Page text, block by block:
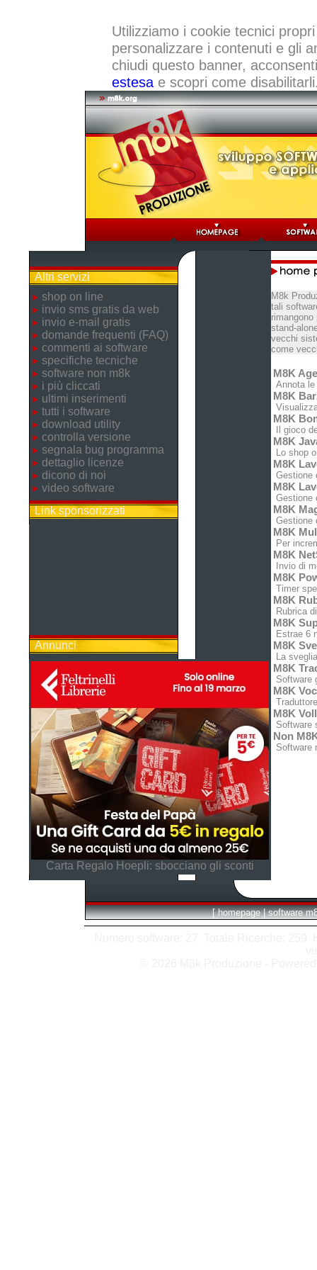
Utilizziamo i cookie tecnici
personalizzare i contenuti e gli
chiudi questo banner,
estesae scopri come
Altri servizi
shop on line
invio sms gratis da web
invio e-mail gratis
domande frequenti (FAQ)
commenti ai software
specifiche tecniche
software non m8k
i più cliccati
ultimi inserimenti
tutti i software
download utility
controlla versione
segnala bug programma
dettaglio licenze
dicono di noi
video software
Link sponsorizzati
Annunci
Carta Regalo Hoepli: sbocciano gli sconti
M8k
tali
stand-
vecchi
come
M8K
Annota
M8K
M8K
Il gioco
M8K
Lo shop
M8K
Gestione
M8K
Gestione
M8K
Gestione
M8K
Per
M8K
Invio di
M8K
Timer
M8K
Rubrica
M8K
Estrae 6
M8K
La
M8K
Software
M8K
M8K
Software
Non
Software
[ homepage | software